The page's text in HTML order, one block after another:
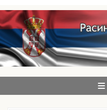
Skip
to
content
Расински
званична презентација